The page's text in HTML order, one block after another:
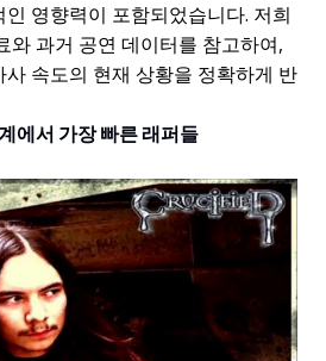
영향력이 포함되었습니다. 저희
와 과거 공연 데이터를 참고하여,
속도의 현재 상황을 정확하게 반
에서 가장 빠른 래퍼들